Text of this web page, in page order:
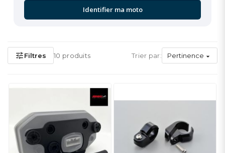
Identifier ma moto
tuneFiltres 10 produits Trier par: Pertinence 